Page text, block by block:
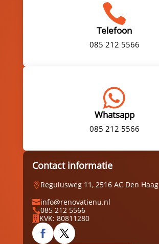

Telefoon
085 212 5566

Whatsapp
085 212 5566
Contact informatie
Regulusweg 11, 2516 AC Den Haag
info@renovatienu.nl
085 212 5566
 KVK: 80811280